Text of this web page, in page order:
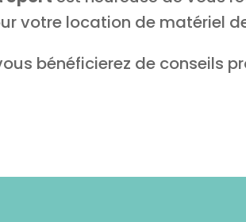
votre location de matériel
bénéficierez de conseils